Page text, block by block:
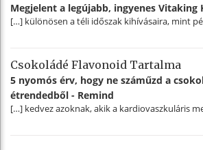
Megjelent a legújabb, ingyenes Vitaking
[…] különösen a téli időszak kihívásaira, mint
Csokoládé Flavonoid Tartalma
5 nyomós érv, hogy ne száműzd a
étrendedből - Remind
[…] kedvez azoknak, akik a kardiovaszkuláris